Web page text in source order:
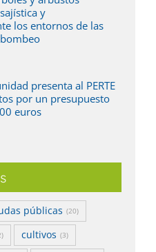
y
los entornos de las
presenta al PERTE
por un presupuesto
euros
públicas (20)
cultivos (3)